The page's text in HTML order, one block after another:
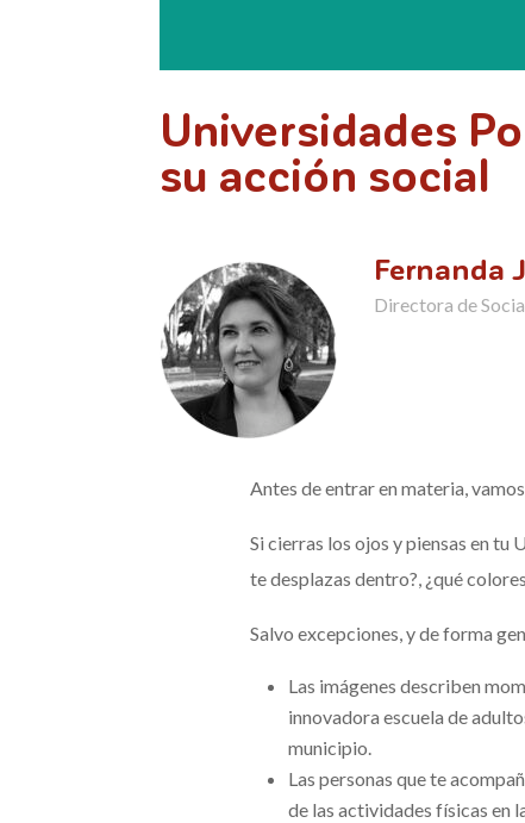
Universidades
su acción social
Fernanda
Directora de
Antes de entrar en materia,
Si cierras los ojos y piensas en tu
te desplazas dentro?, ¿qué
Salvo excepciones, y de forma
Las imágenes describen
innovadora escuela de
municipio.
Las personas que te
de las actividades físicas en